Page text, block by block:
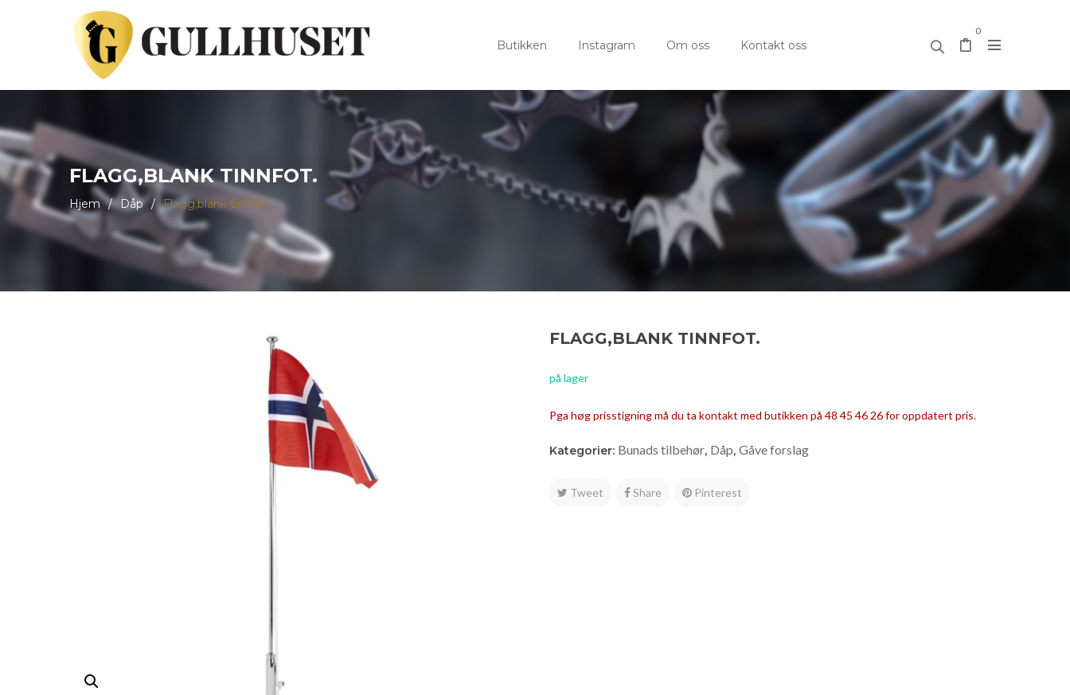
Butikken Instagram Om oss Kontakt oss
0
FLAGG,BLANK TINNFOT.
Hjem / Dåp / Flagg,blank tinnfot.
FLAGG,BLANK TINNFOT.
på lager
Pga høg prisstigning må du ta kontakt med butikken på 48 45 46 26 for oppdatert pris.
Kategorier: Bunads tilbehør, Dåp,Gåve forslag
Tweet Share Pinterest